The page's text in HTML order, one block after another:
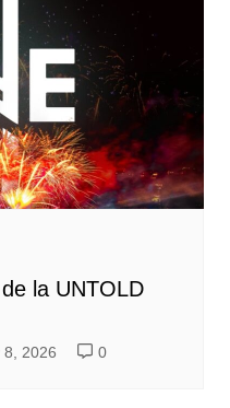
la UNTOLD
8, 2026 0